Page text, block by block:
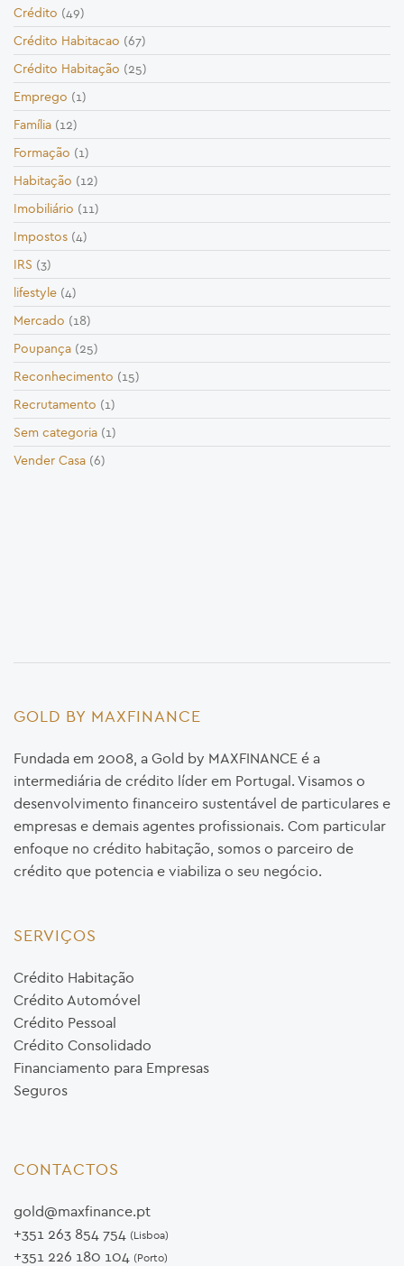
Crédito (49)
Crédito Habitacao (67)
Crédito Habitação (25)
Emprego (1)
Família (12)
Formação (1)
Habitação (12)
Imobiliário (11)
Impostos (4)
IRS (3)
lifestyle (4)
Mercado (18)
Poupança (25)
Reconhecimento (15)
Recrutamento (1)
Sem categoria (1)
Vender Casa (6)
GOLD BY MAXFINANCE
Fundada em 2008, a Gold by MAXFINANCE é a
intermediária de crédito líder em Portugal. Visamos o
desenvolvimento financeiro sustentável de particulares e
empresas e demais agentes profissionais. Com particular
enfoque no crédito habitação, somos o parceiro de
crédito que potencia e viabiliza o seu negócio.
SERVIÇOS
Crédito Habitação
Crédito Automóvel
Crédito Pessoal
Crédito Consolidado
Financiamento para Empresas
Seguros
CONTACTOS
gold@maxfinance.pt
+351 263 854 754 (Lisboa)
+351 226 180 104 (Porto)